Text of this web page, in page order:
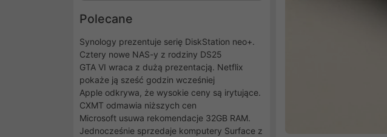
Polecane
Synology prezentuje serię DiskStation neo+.
Cztery nowe NAS-y z rodziny DS25
GTA VI wraca z dużą prezentacją. Netflix
pokaże ją sześć godzin wcześniej
Apple odkrywa, że wysokie ceny są irytujące.
CXMT odmawia niższych cen
Microsoft usuwa rekomendacje 32GB RAM.
Jednocześnie sprzedaje komputery Surface z